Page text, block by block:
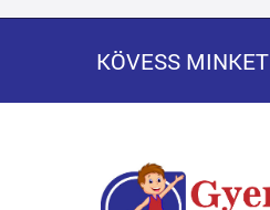
KÖVESS MINKET